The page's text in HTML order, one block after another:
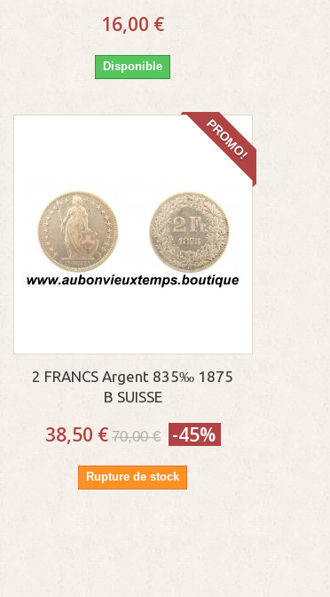
16,00 €
Disponible
PROMO!
2 FRANCS Argent 835‰ 1875
B SUISSE
38,50 € 70,00 € -45%
Rupture de stock